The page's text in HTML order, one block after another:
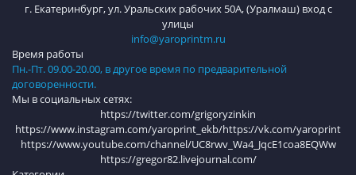
г. Екатеринбург, ул. Уральских рабочих 50А, (Уралмаш) вход с
улицы
info@yaroprintm.ru
Время работы
Пн.-Пт. 09.00-20.00, в другое время по предварительной
договоренности.
Мы в социальных сетях:
https://twitter.com/grigoryzinkin
https://www.instagram.com/yaroprint_ekb/https://vk.com/yaroprint
https://www.youtube.com/channel/UC8rwv_Wa4_JqcE1coa8EQWw
https://gregor82.livejournal.com/